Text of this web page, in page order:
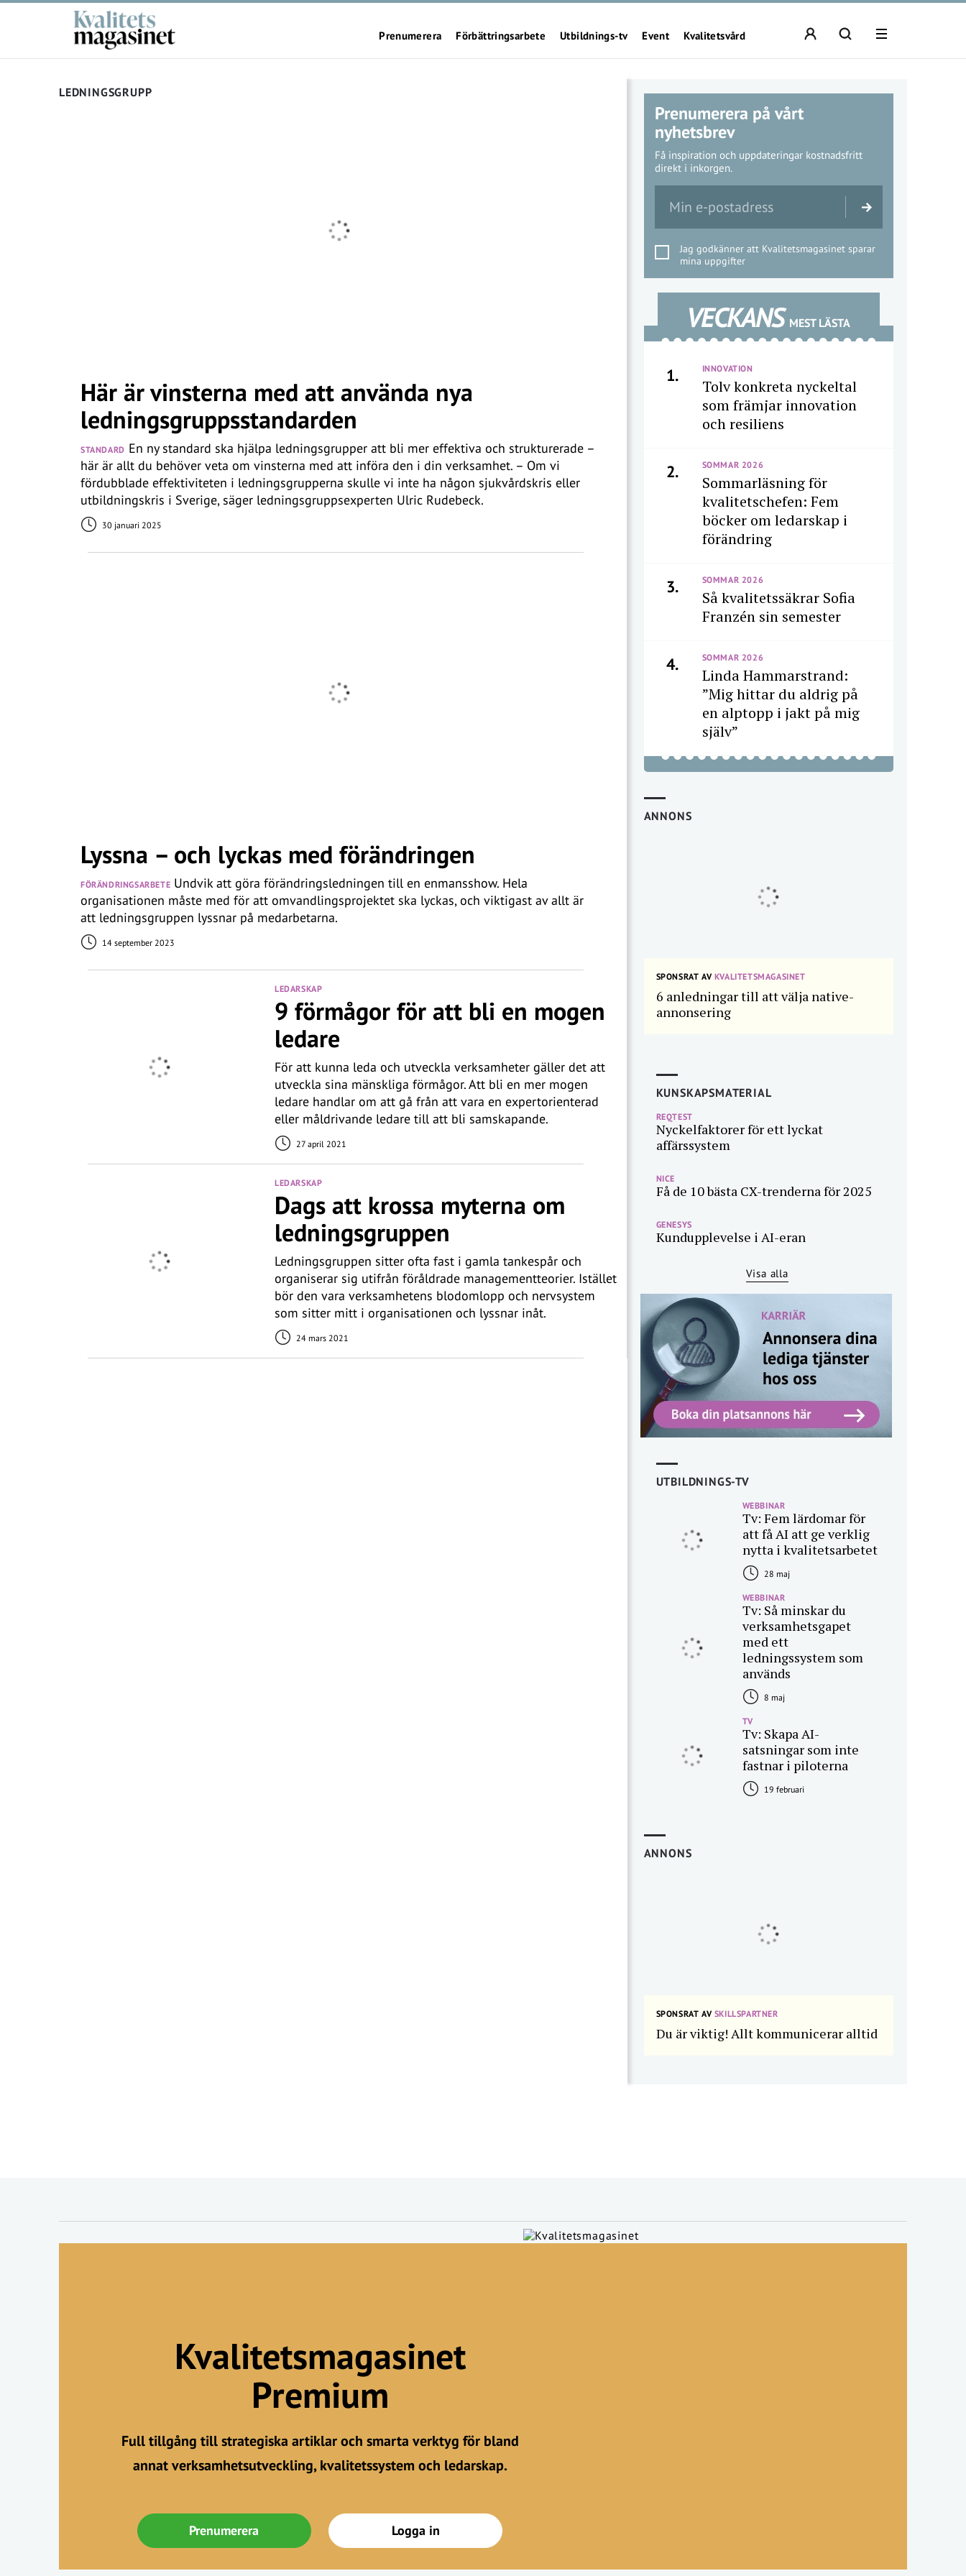
Prenumerera Förbättringsarbete Utbildnings-tv Event Kvalitetsvård
LEDNINGSGRUPP
Här är vinsterna med att använda nya
ledningsgruppsstandarden
STANDARD En ny standard ska hjälpa ledningsgrupper att bli mer effektiva och strukturerade –
här är allt du behöver veta om vinsterna med att införa den i din verksamhet. – Om vi
fördubblade effektiviteten i ledningsgrupperna skulle vi inte ha någon sjukvårdskris eller
utbildningskris i Sverige, säger ledningsgruppsexperten Ulric Rudebeck.
30 januari 2025
Lyssna – och lyckas med förändringen
FÖRÄNDRINGSARBETE Undvik att göra förändringsledningen till en enmansshow. Hela
organisationen måste med för att omvandlingsprojektet ska lyckas, och viktigast av allt är
att ledningsgruppen lyssnar på medarbetarna.
14 september 2023
LEDARSKAP
9 förmågor för att bli en mogen
ledare
För att kunna leda och utveckla verksamheter gäller det att
utveckla sina mänskliga förmågor. Att bli en mer mogen
ledare handlar om att gå från att vara en expertorienterad
eller måldrivande ledare till att bli samskapande.
27 april 2021
LEDARSKAP
Dags att krossa myterna om
ledningsgruppen
Ledningsgruppen sitter ofta fast i gamla tankespår och
organiserar sig utifrån föråldrade managementteorier. Istället
bör den vara verksamhetens blodomlopp och nervsystem
som sitter mitt i organisationen och lyssnar inåt.
24 mars 2021
Prenumerera på vårt
nyhetsbrev
Få inspiration och uppdateringar kostnadsfritt
direkt i inkorgen.
Jag godkänner att Kvalitetsmagasinet sparar
mina uppgifter
VECKANS MEST LÄSTA
1. INNOVATION
Tolv konkreta nyckeltal
som främjar innovation
och resiliens
2. SOMMAR 2026
Sommarläsning för
kvalitetschefen: Fem
böcker om ledarskap i
förändring
3. SOMMAR 2026
Så kvalitetssäkrar Sofia
Franzén sin semester
4. SOMMAR 2026
Linda Hammarstrand:
”Mig hittar du aldrig på
en alptopp i jakt på mig
själv”
ANNONS
SPONSRAT AVKVALITETSMAGASINET
6 anledningar till att välja native-
annonsering
KUNSKAPSMATERIAL
REQTEST
Nyckelfaktorer för ett lyckat
affärssystem
NICE
Få de 10 bästa CX-trenderna för 2025
GENESYS
Kundupplevelse i AI-eran
Visa alla
UTBILDNINGS-TV
WEBBINAR
Tv: Fem lärdomar för
att få AI att ge verklig
nytta i kvalitetsarbetet
28 maj
WEBBINAR
Tv: Så minskar du
verksamhetsgapet
med ett
ledningssystem som
används
8 maj
TV
Tv: Skapa AI-
satsningar som inte
fastnar i piloterna
19 februari
ANNONS
SPONSRAT AVSKILLSPARTNER
Du är viktig! Allt kommunicerar alltid
Kvalitetsmagasinet
Premium
Full tillgång till strategiska artiklar och smarta verktyg för bland
annat verksamhetsutveckling, kvalitetssystem och ledarskap.
Prenumerera Logga in